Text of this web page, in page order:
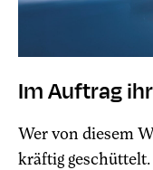
Im Auftrag
Wer von diesem
kräftig